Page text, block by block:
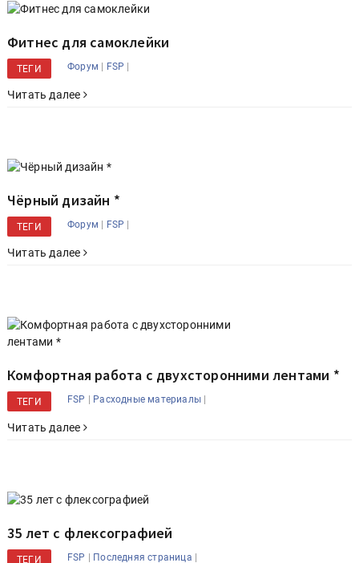
Фитнес для самоклейки
ТЕГИ Форум | FSP |
Читать далее
Чёрный дизайн *
ТЕГИ Форум | FSP |
Читать далее
Комфортная работа с двухсторонними лентами *
ТЕГИ FSP | Расходные материалы |
Читать далее
35 лет с флексографией
ТЕГИ FSP | Последняя страница |